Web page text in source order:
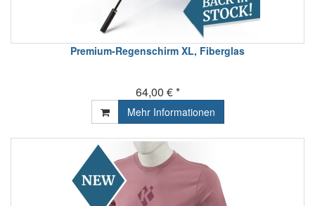
Premium-Regenschirm XL, Fiberglas
64,00 € *
Mehr Informationen